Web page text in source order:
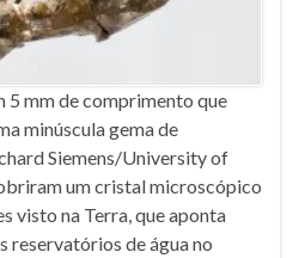
5 mm de comprimento que
minúscula gema de
Siemens/University of
um cristal microscópico
visto na Terra, que aponta
reservatórios de água no